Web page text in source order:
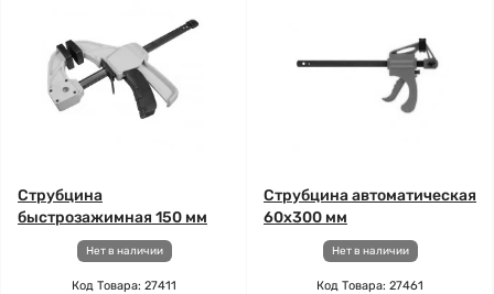
Струбцина
быстрозажимная 150 мм
Нет в наличии
Код Товара: 27411
Струбцина автоматическая
60x300 мм
Нет в наличии
Код Товара: 27461